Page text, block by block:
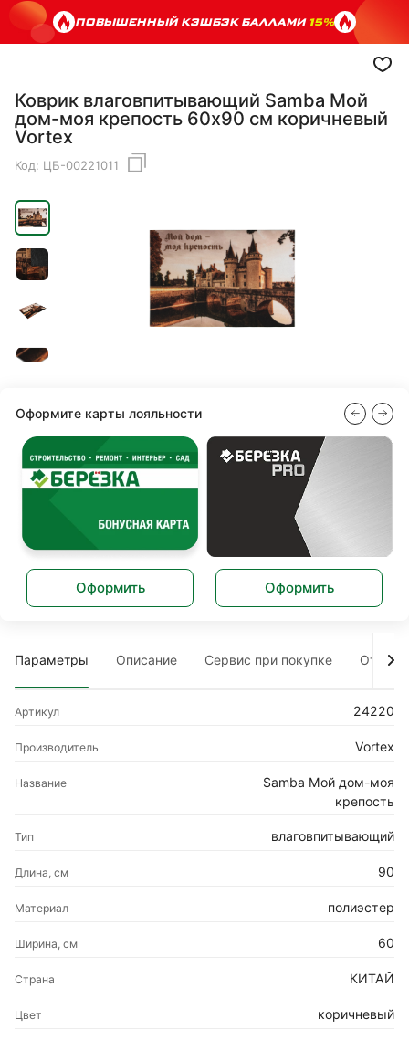
ПОВЫШЕННЫЙ КЭШБЭК БАЛЛАМИ15%
Коврик влаговпитывающий Samba Мой
дом-моя крепость 60х90 см коричневый
Vortex
Код: ЦБ-00221011
Оформите карты лояльности
Оформить Оформить
Параметры Описание Сервис при покупке Отзывы
Артикул 24220
Производитель Vortex
Название
Samba Мой дом-моя
крепость
Тип влаговпитывающий
Длина, см 90
Материал полиэстер
Ширина, см 60
Страна КИТАЙ
Цвет коричневый